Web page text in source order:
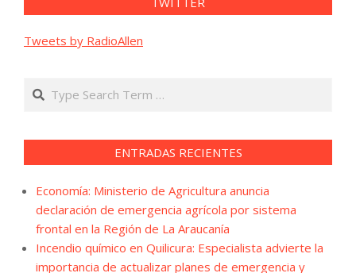
Tweets by RadioAllen
Search
ENTRADAS RECIENTES
Economía: Ministerio de Agricultura anuncia
declaración de emergencia agrícola por sistema
frontal en la Región de La Araucanía
Incendio químico en Quilicura: Especialista advierte la
importancia de actualizar planes de emergencia y